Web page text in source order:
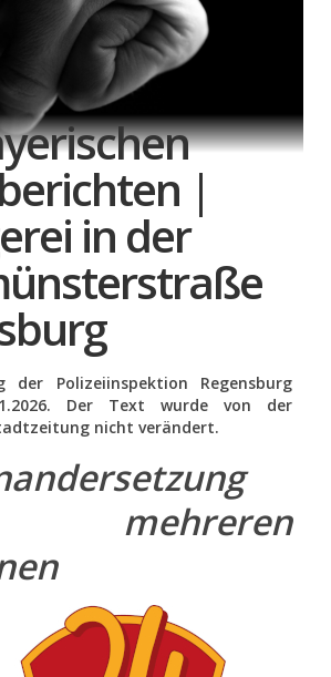
|
in der
der Polizeiinspektion Regensburg
Der Text wurde von der
nicht verändert.
mehreren